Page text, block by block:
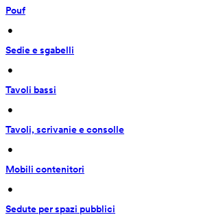
Pouf
•
Sedie e sgabelli
•
Tavoli bassi
•
Tavoli, scrivanie e consolle
•
Mobili contenitori
•
Sedute per spazi pubblici